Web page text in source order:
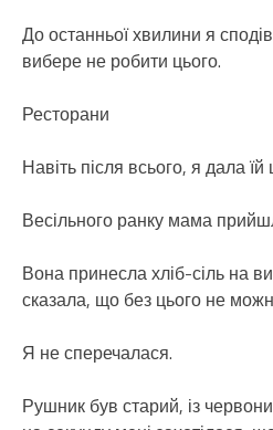
До останньої хвилини я
вибере не робити цього.
Ресторани
Навіть після всього, я дала
Весільного ранку мама
Вона принесла хліб-сіль на
сказала, що без цього не
Я не сперечалася.
Рушник був старий, із